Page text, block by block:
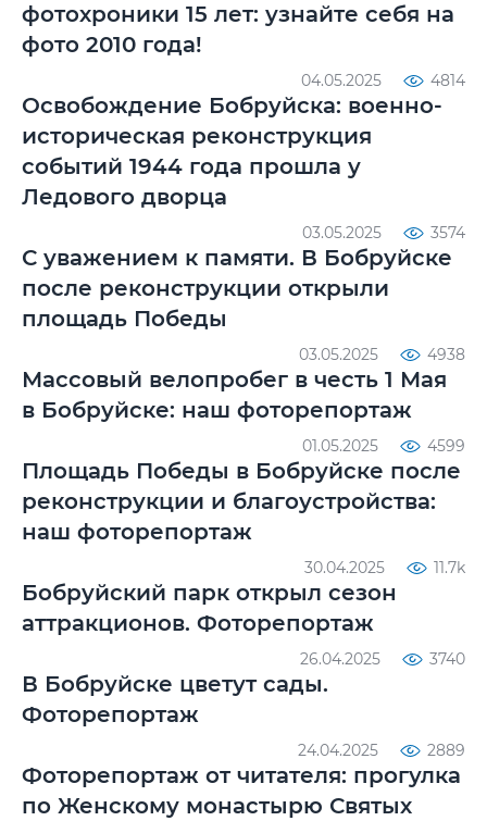
фотохроники 15 лет: узнайте себя на
фото 2010 года!
04.05.2025 4814
Освобождение Бобруйска: военно-
историческая реконструкция
событий 1944 года прошла у
Ледового дворца
03.05.2025 3574
С уважением к памяти. В Бобруйске
после реконструкции открыли
площадь Победы
03.05.2025 4938
Массовый велопробег в честь 1 Мая
в Бобруйске: наш фоторепортаж
01.05.2025 4599
Площадь Победы в Бобруйске после
реконструкции и благоустройства:
наш фоторепортаж
30.04.2025 11.7k
Бобруйский парк открыл сезон
аттракционов. Фоторепортаж
26.04.2025 3740
В Бобруйске цветут сады.
Фоторепортаж
24.04.2025 2889
Фоторепортаж от читателя: прогулка
по Женскому монастырю Святых